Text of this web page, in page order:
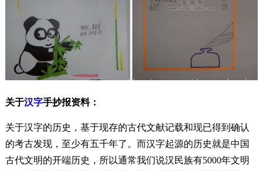
关于汉字手抄报资料：
关于汉字的历史，基于现存的古代文献记载和现已得到确认
的考古发现，至少有五千年了。而汉字起源的历史就是中国
古代文明的开端历史，所以通常我们说汉民族有5000年文明